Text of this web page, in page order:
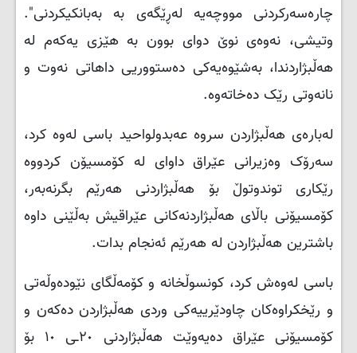
چارەسەرکردنی مووچەیە لەڕێگەی بە بەبانکیکردنی".
وتیشی، نەوەی نوێ دوای بوون بە هێزی یەکەم لە
هەڵبژاردندا، بەشێوەیەکی دەستووریی داهاتی نەوت و
نانەوتی رێک دەخاتەوە.
لەبارەی هەڵبژاردن سروە عەبدولواحید باسی لەوە کرد،
سەرۆک وەزیرانی عێراق داوای لە کۆمسیۆن کردووە
رێکاری توندوتوڵ بۆ هەڵبژاردنی هەرێم بگرنەبەر،
کۆمسیۆنی باڵای هەڵبژاردنەکانی عێراقیش بەڵێنی داوە
باشترین هەڵبژاردن لە هەرێم ئەنجام بدات.
باسی لەوەش کرد، کونسوڵخانە و کۆمەڵگای نێودەوڵەتی
و رێخکراوەکان چاودێرییەکی وردی هەڵبژاردن دەکەن و
کۆمسیۆنی عێراق دەیەوێت هەڵبژاردنی ٢٠ـی ١٠ بۆ